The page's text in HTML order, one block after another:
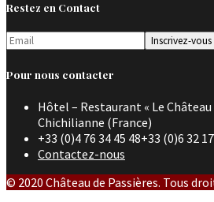
Restez en Contact
Pour nous contacter
Hôtel – Restaurant « Le Château
Chichilianne (France)
+33 (0)4 76 34 45 48+33 (0)6 32
Contactez-nous
© 2020 Château de Passières. Tous